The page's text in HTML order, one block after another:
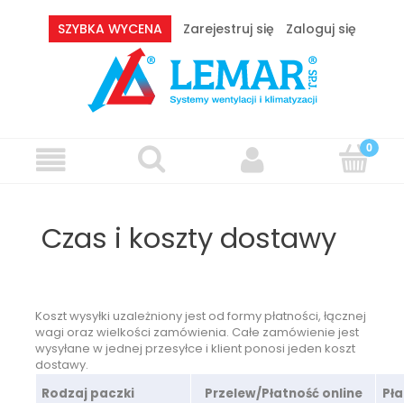
SZYBKA WYCENA Zarejestruj się Zaloguj się
Czas i koszty dostawy
Koszt wysyłki uzależniony jest od formy płatności, łącznej
wagi oraz wielkości zamówienia. Całe zamówienie jest
wysyłane w jednej przesyłce i klient ponosi jeden koszt
dostawy.
Rodzaj paczki
Przelew/Płatność online